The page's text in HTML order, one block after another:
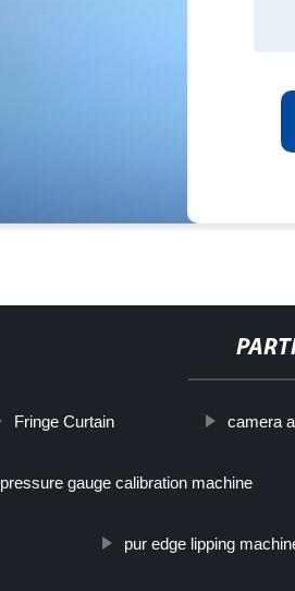
Fringe Curtain camera
pressure gauge calibration machine
pur edge lipping